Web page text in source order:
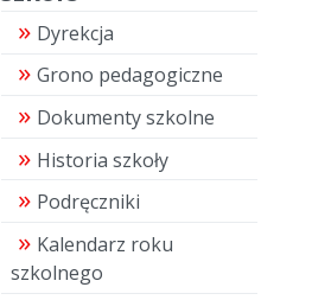
Dyrekcja
Grono pedagogiczne
Dokumenty szkolne
Historia szkoły
Podręczniki
Kalendarz roku
szkolnego